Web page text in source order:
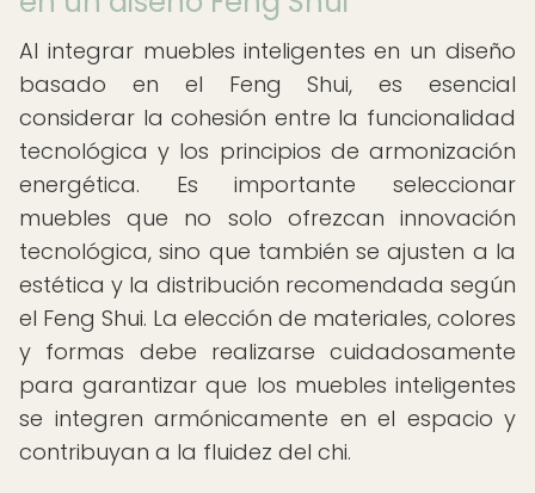
Al integrar muebles inteligentes en un diseño
basado en el Feng Shui, es esencial
considerar la cohesión entre la funcionalidad
tecnológica y los principios de armonización
energética. Es importante seleccionar
muebles que no solo ofrezcan innovación
tecnológica, sino que también se ajusten a la
estética y la distribución recomendada según
el Feng Shui. La elección de materiales, colores
y formas debe realizarse cuidadosamente
para garantizar que los muebles inteligentes
se integren armónicamente en el espacio y
contribuyan a la fluidez del chi.